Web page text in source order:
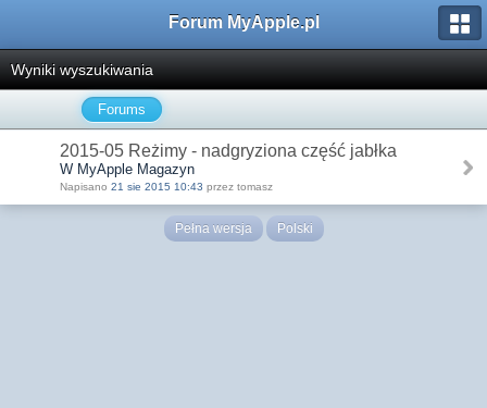
Forum MyApple.pl
Wyniki wyszukiwania
Forums
2015-05 Reżimy - nadgryziona część jabłka
W MyApple Magazyn
Napisano 21 sie 2015 10:43 przez tomasz
Pełna wersja Polski